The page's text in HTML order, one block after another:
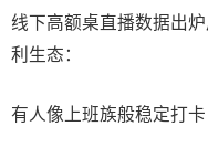
线下高额桌直播数据出
利生态：
有人像上班族般稳定打